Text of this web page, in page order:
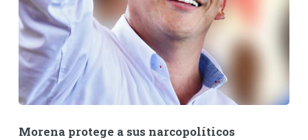
Morena protege a sus narcopolíticos